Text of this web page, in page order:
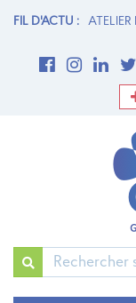
FIL D'ACTU :
MATERNITÉ ATELIER